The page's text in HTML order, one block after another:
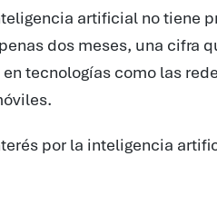
artificial no tiene
dos meses, una cifra
tecnologías como las
por la inteligencia